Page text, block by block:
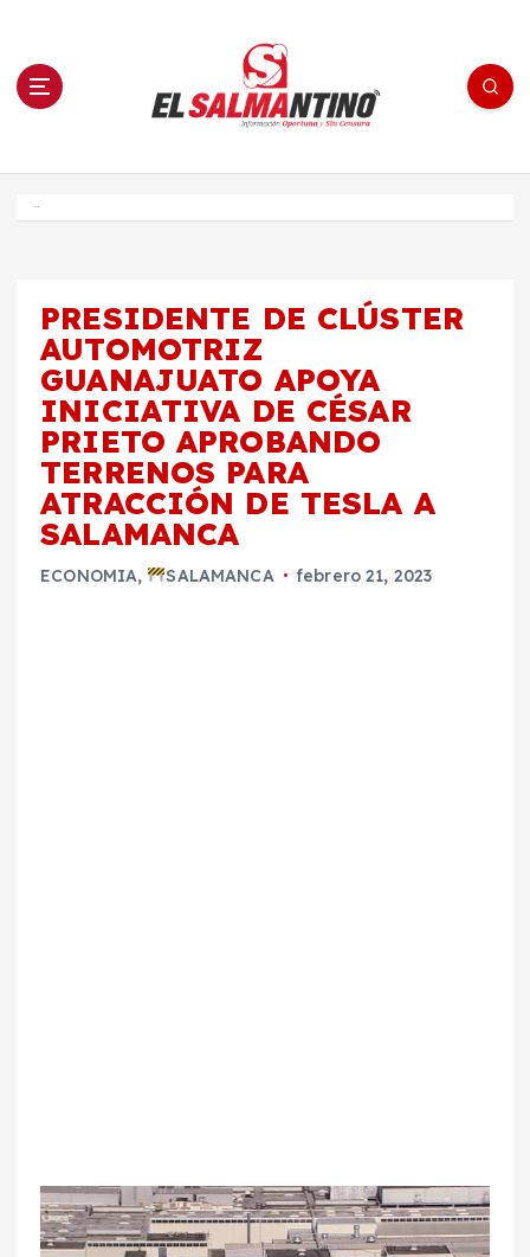
n El Salmantino - medios/noticias/editorial
PRESIDENTE DE CLÚSTER
AUTOMOTRIZ
GUANAJUATO APOYA
INICIATIVA DE CÉSAR
PRIETO APROBANDO
TERRENOS PARA
ATRACCIÓN DE TESLA A
SALAMANCA
ECONOMIA, SALAMANCA febrero 21, 2023